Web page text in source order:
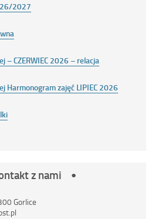
2027
– CZERWIEC 2026 – relacja
Harmonogram zajęć LIPIEC 2026
z nami
Gorlice